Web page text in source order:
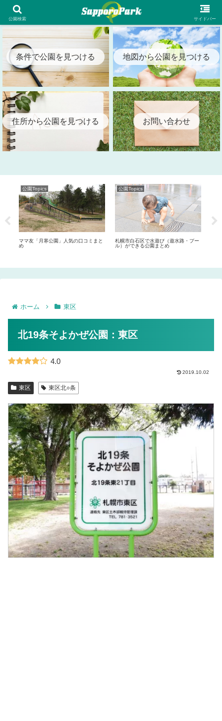
札幌市内の全公園情報を検索出来る札幌パーク（SapporoPark）
条件で公園を見つける 地図から公園を見つける
住所から公園を見つける お問い合わせ
公園Topics
ママ友「月寒公園」人気の口コミまと
め
公園Topics
札幌市白石区で水遊び（遊水路・プー
ル）ができる公園まとめ
ホーム 東区
北19条そよかぜ公園：東区
4.0
2019.10.02
東区 東区北○条
公園検索 サイドバー